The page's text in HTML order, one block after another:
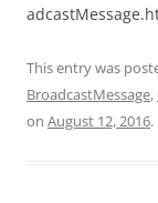
This entry was
BroadcastMessage,
on August 12, 2016.